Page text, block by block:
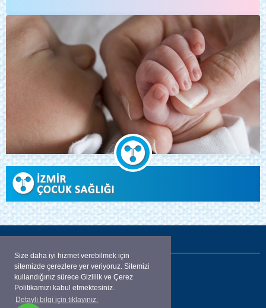
Size daha iyi hizmet verebilmek için
sitemizde çerezlere yer veriyoruz. Sitemizi
kullandığınız sürece Gizlilik ve Çerez
Politikamızı kabul etmektesiniz.
Detaylı bilgi için tıklayınız.
Aliçetinkaya Bulvarı Karaahmetoğlu apt.
No:52 K: 4 D:13
ALSANCAK / İZMİR